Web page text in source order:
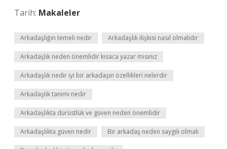
Tarih: Makaleler
Arkadaşlığın temeli nedir Arkadaşlık ilişkisi nasıl olmalıdır
Arkadaşlık neden önemlidir kısaca yazar mısınız
Arkadaşlık nedir iyi bir arkadaşın özellikleri nelerdir
Arkadaşlık tanımı nedir
Arkadaşlıkta dürüstlük ve güven neden önemlidir
Arkadaşlıkta güven nedir Bir arkadaş neden saygılı olmalı